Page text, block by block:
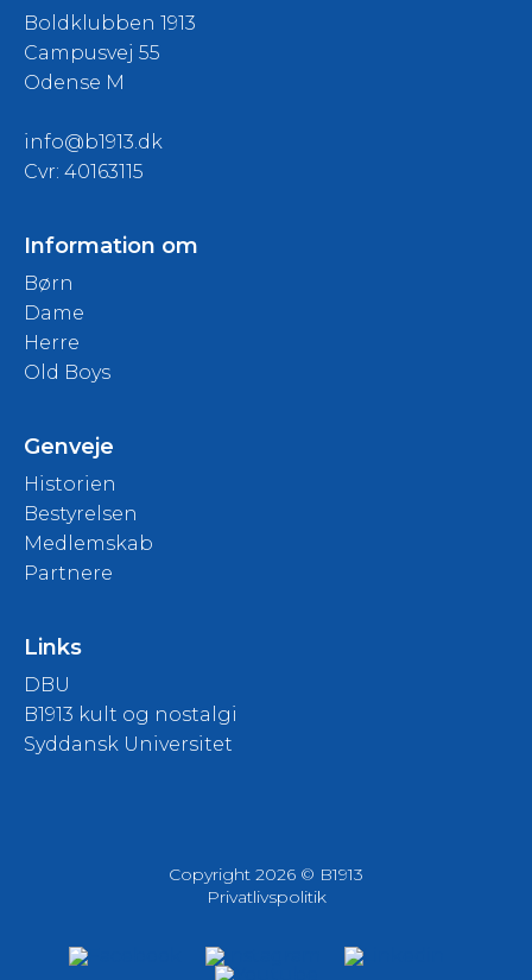
Boldklubben 1913
Campusvej 55
Odense M
info@b1913.dk
Cvr: 40163115
Information om
Børn
Dame
Herre
Old Boys
Genveje
Historien
Bestyrelsen
Medlemskab
Partnere
Links
DBU
B1913 kult og nostalgi
Syddansk Universitet
Copyright 2026 © B1913
Privatlivspolitik